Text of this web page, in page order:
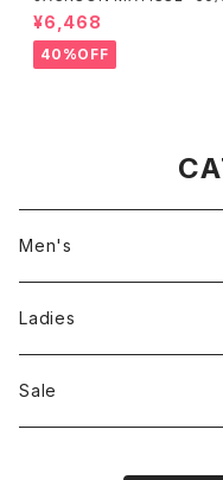
Tee"
¥6,468
40%OFF
Men's
Jackson Matisse
ILL180°
Ladies
Unfil
Sale